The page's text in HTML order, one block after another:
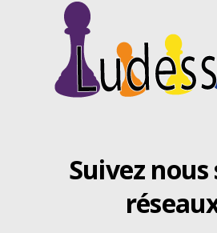
Suivez nous